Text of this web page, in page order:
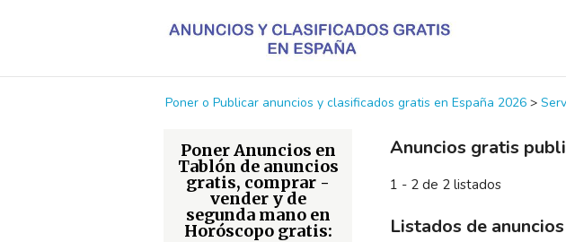
Poner o Publicar anuncios y clasificados gratis en España 2026 >
Poner Anuncios en
Tablón de anuncios
gratis, comprar -
vender y de
segunda mano en
Horóscopo gratis:
Anuncios gratis
1 - 2 de 2 listados
Listados de